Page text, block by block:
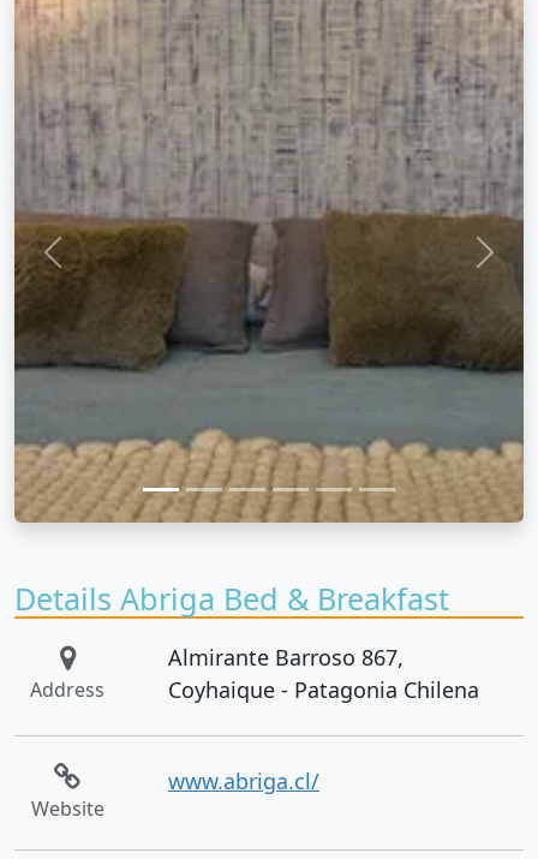
Anterior
Details Abriga Bed & Breakfast
Address
Almirante Barroso 867,
Coyhaique - Patagonia Chilena
Website
www.abriga.cl/